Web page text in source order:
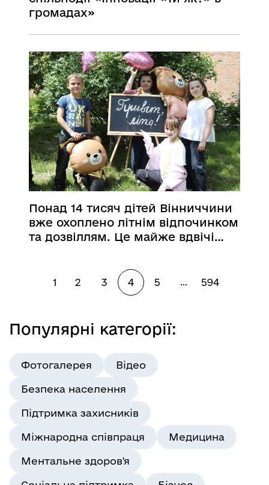
громадах»
Понад 14 тисяч дітей Вінниччини
вже охоплено літнім відпочинком
та дозвіллям. Це майже вдвічі
1 2 3 4 5 ... 594
Популярні категорії:
Фотогалерея Відео
Безпека населення
Підтримка захисників
Міжнародна співпраця Медицина
Ментальне здоров'я